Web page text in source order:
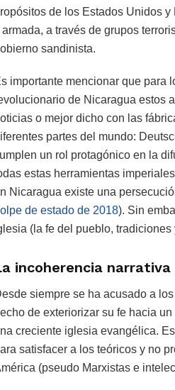
de los Estados Unidos
armada, a través de grupos
sandinista.
importante mencionar que para
de Nicaragua estos
o mejor dicho con las
partes del mundo:
un rol protagónico en la
estas herramientas
Nicaragua existe una
de estado de 2018). Sin
(la fe del pueblo,
incoherencia
siempre se ha acusado a
de exteriorizar su fe hacia
creciente iglesia evangélica.
satisfacer a los teóricos y no
(pseudo Marxistas e